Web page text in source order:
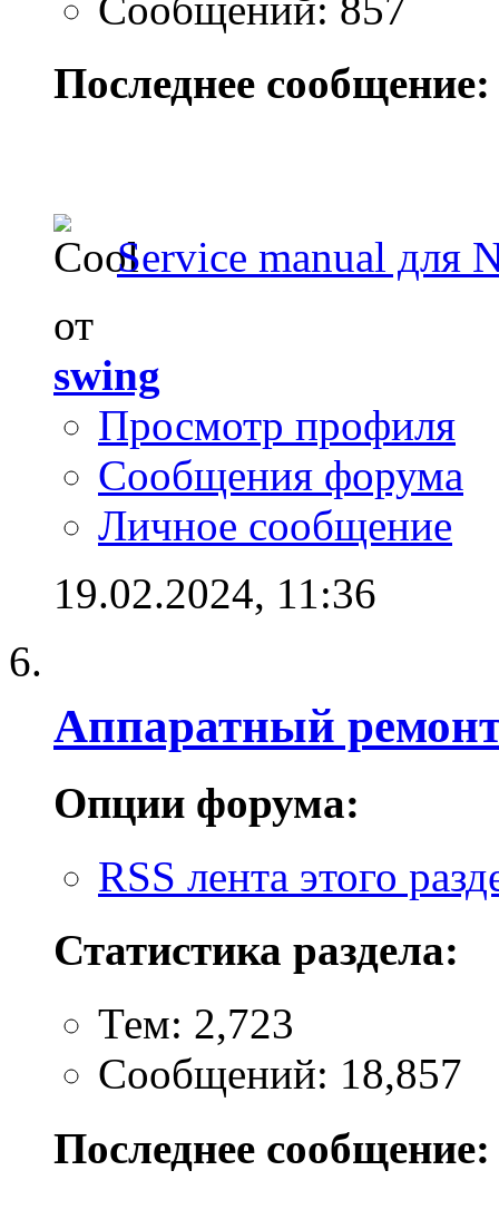
Последнее сообщение:
Service manual для
от
swing
Просмотр профиля
Сообщения форума
Личное сообщение
19.02.2024, 11:36
Аппаратный
Опции форума:
RSS лента этого
Статистика раздела:
Тем: 2,723
Сообщений: 18,857
Последнее сообщение: